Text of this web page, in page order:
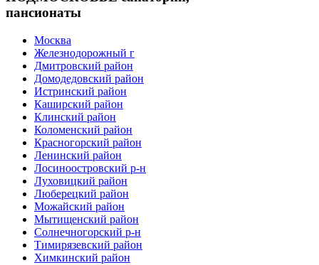
пансионаты
Москва
Железнодорожный г
Дмитровский район
Домодедовский район
Истринский район
Каширский район
Клинский район
Коломенский район
Красногорский район
Ленинский район
Лосиноостровский р-н
Луховицкий район
Люберецкий район
Можайский район
Мытищенский район
Солнечногорский р-н
Тимирязевский район
Химкинский район